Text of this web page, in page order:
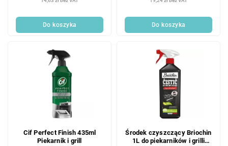
Do koszyka Do koszyka
Cif Perfect Finish 435ml
Piekarnik i grill
Środek czyszczący Briochin
1L do piekarników i grilli